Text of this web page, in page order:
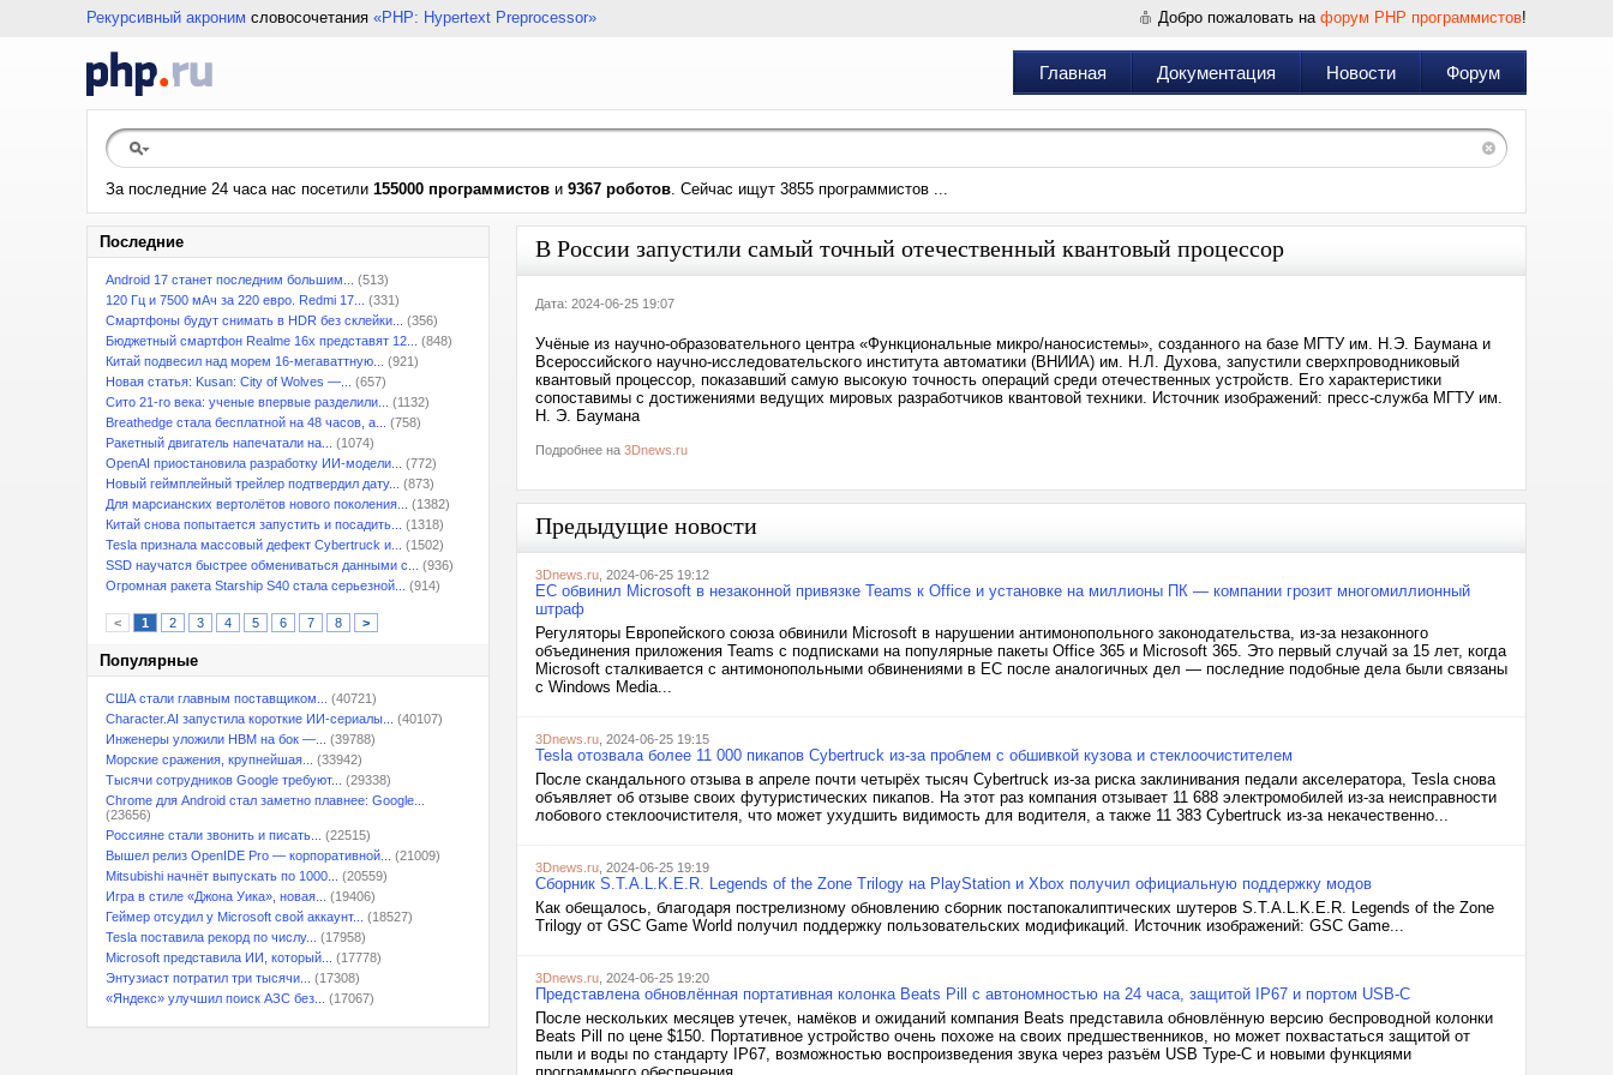
Рекурсивный акроним словосочетания «PHP: Hypertext Preprocessor» Добро пожаловать на форум PHP программистов!
Главная Документация Новости Форум
За последние 24 часа нас посетили 155000 программистов и 9367 роботов. Сейчас ищут 3855 программистов ...
Последние
Android 17 станет последним большим...
(513)
120 Гц и 7500 мАч за 220 евро. Redmi 17...
(331)
Смартфоны будут снимать в HDR без склейки...
(356)
Бюджетный смартфон Realme 16x представят 12...
(848)
Китай подвесил над морем 16-мегаваттную...
(921)
Новая статья: Kusan: City of Wolves —...
(657)
Сито 21-го века: ученые впервые разделили...
(1132)
Breathedge стала бесплатной на 48 часов, а...
(758)
Ракетный двигатель напечатали на...
(1074)
OpenAI приостановила разработку ИИ-модели...
(772)
Новый геймплейный трейлер подтвердил дату...
(873)
Для марсианских вертолётов нового поколения...
(1382)
Китай снова попытается запустить и посадить...
(1318)
Tesla признала массовый дефект Cybertruck и...
(1502)
SSD научатся быстрее обмениваться данными с...
(936)
Огромная ракета Starship S40 стала серьезной...
(914)
< 1 2 3 4 5 6 7 8 >
Популярные
США стали главным поставщиком...
(40721)
Character.AI запустила короткие ИИ-сериалы...
(40107)
Инженеры уложили HBM на бок —...
(39788)
Морские сражения, крупнейшая...
(33942)
Тысячи сотрудников Google требуют...
(29338)
Chrome для Android стал заметно плавнее: Google...
(23656)
Россияне стали звонить и писать...
(22515)
Вышел релиз OpenIDE Pro — корпоративной...
(21009)
Mitsubishi начнёт выпускать по 1000...
(20559)
Игра в стиле «Джона Уика», новая...
(19406)
Геймер отсудил у Microsoft свой аккаунт...
(18527)
Tesla поставила рекорд по числу...
(17958)
Microsoft представила ИИ, который...
(17778)
Энтузиаст потратил три тысячи...
(17308)
«Яндекс» улучшил поиск АЗС без...
(17067)
В России запустили самый точный отечественный квантовый процессор
Дата: 2024-06-25 19:07
Учёные из научно-образовательного центра «Функциональные микро/наносистемы», созданного на базе МГТУ им. Н.Э. Баумана и
Всероссийского научно-исследовательского института автоматики (ВНИИА) им. Н.Л. Духова, запустили сверхпроводниковый
квантовый процессор, показавший самую высокую точность операций среди отечественных устройств. Его характеристики
сопоставимы с достижениями ведущих мировых разработчиков квантовой техники. Источник изображений: пресс-служба МГТУ им.
Н. Э. Баумана
Подробнее на 3Dnews.ru
Предыдущие новости
3Dnews.ru , 2024-06-25 19:12
ЕС обвинил Microsoft в незаконной привязке Teams к Office и установке на миллионы ПК — компании грозит многомиллионный
штраф
Регуляторы Европейского союза обвинили Microsoft в нарушении антимонопольного законодательства, из-за незаконного
объединения приложения Teams с подписками на популярные пакеты Office 365 и Microsoft 365. Это первый случай за 15 лет, когда
Microsoft сталкивается с антимонопольными обвинениями в ЕС после аналогичных дел — последние подобные дела были связаны
с Windows Media...
3Dnews.ru , 2024-06-25 19:15
Tesla отозвала более 11 000 пикапов Cybertruck из-за проблем с обшивкой кузова и стеклоочистителем
После скандального отзыва в апреле почти четырёх тысяч Cybertruck из-за риска заклинивания педали акселератора, Tesla снова
объявляет об отзыве своих футуристических пикапов. На этот раз компания отзывает 11 688 электромобилей из-за неисправности
лобового стеклоочистителя, что может ухудшить видимость для водителя, а также 11 383 Cybertruck из-за некачественно...
3Dnews.ru , 2024-06-25 19:19
Сборник S.T.A.L.K.E.R. Legends of the Zone Trilogy на PlayStation и Xbox получил официальную поддержку модов
Как обещалось, благодаря пострелизному обновлению сборник постапокалиптических шутеров S.T.A.L.K.E.R. Legends of the Zone
Trilogy от GSC Game World получил поддержку пользовательских модификаций. Источник изображений: GSC Game...
3Dnews.ru , 2024-06-25 19:20
Представлена обновлённая портативная колонка Beats Pill с автономностью на 24 часа, защитой IP67 и портом USB-C
После нескольких месяцев утечек, намёков и ожиданий компания Beats представила обновлённую версию беспроводной колонки
Beats Pill по цене $150. Портативное устройство очень похоже на своих предшественников, но может похвастаться защитой от
пыли и воды по стандарту IP67, возможностью воспроизведения звука через разъём USB Type-C и новыми функциями